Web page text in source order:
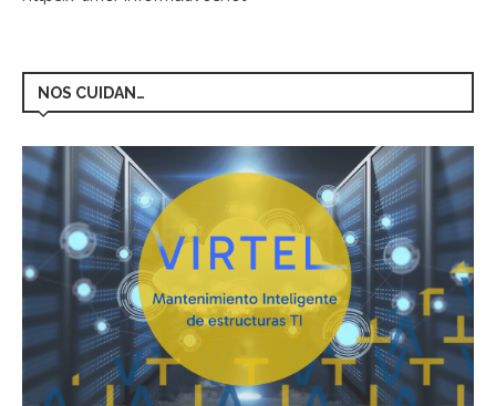
NOS CUIDAN…